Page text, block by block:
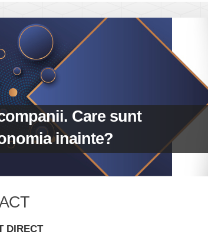
Care sunt
inainte?
DIRECT